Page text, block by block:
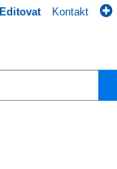
Editovat Kontakt